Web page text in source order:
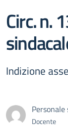
Circ. n.
Indizione
Docente